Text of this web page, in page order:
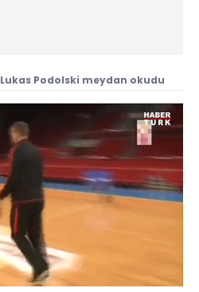
Lukas Podolski meydan okudu
Yüklendi
100.00%
Hızı